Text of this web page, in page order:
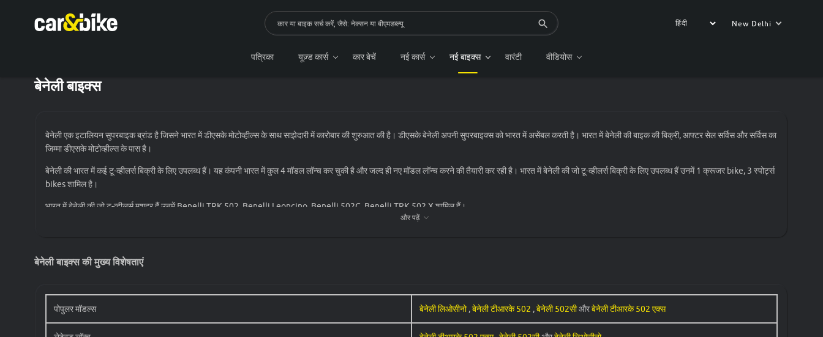
New Delhi
पत्रिका यूज़्ड कार्स कार बेचें नई कार्स नई बाइक्स वारंटी वीडियोस
बेनेली बाइक्स
बेनेली एक इटालियन सुपरबाइक ब्रांड है जिसने भारत में डीएसके मोटोव्हील्स के साथ साझेदारी में कारोबार की शुरुआत की है। डीएसके बेनेली अपनी सुपरबाइक्स को भारत में असेंबल करती है। भारत में बेनेली की बाइक की बिक्री, आफ्टर सेल सर्विस और सर्विस का
जिम्मा डीएसके मोटोव्हील्स के पास है।
बेनेली की भारत में कई टू-व्हीलर्स बिक्री के लिए उपलब्ध हैं। यह कंपनी भारत में कुल 4 मॉडल लॉन्च कर चुकी है और जल्द ही नए मॉडल लॉन्च करने की तैयारी कर रही है। भारत में बेनेली की जो टू-व्हीलर्स बिक्री के लिए उपलब्ध हैं उनमें 1 क्रूजर bike, 3 स्पोर्ट्स
bikes शामिल है।
भारत में बेनेली की जो टू-व्हीलर्स मशहूर हैं उनमें Benelli TRK 502, Benelli Leoncino, Benelli 502C, Benelli TRK 502 X शामिल हैं।
बाइक के रिव्यू, खबरें और उनसे जुड़ी अन्य जानकारियों के लिए कारएंडबाइक न्यूज़ अलर्ट को सब्सक्राइब करें।
Benelli Bikes Ex-Showroom Price
और पढ़ें
बेनेली बाइक्स की मुख्य विशेषताएं
पोपुलर मॉडल्स बेनेली लिओसीनो,बेनेली टीआरके 502 ,बेनेली 502सीऔरबेनेली टीआरके 502 एक्स